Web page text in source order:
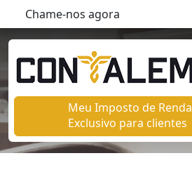
Chame-nos agora
Meu Imposto de Renda
Exclusivo para clientes